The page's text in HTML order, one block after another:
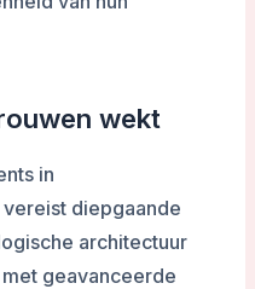
wekt
in
diepgaande
architectuur
geavanceerde